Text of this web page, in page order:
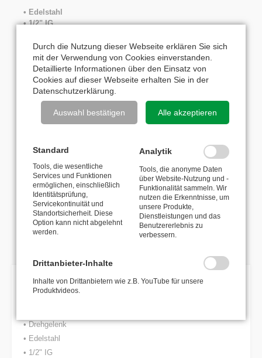
• Edelstahl
• 1/2" IG
170,56 €
inkl. MwSt. zzgl. 14,28€Versand
Versand in 6-14 Tagen
Fragen zum Produkt?
HS-Code: 84799070
Ursprungsland: IT
Zurück zur Übersicht
BESCHREIBUNG
• Drehgelenk
• Edelstahl
• 1/2" IG
Durch die Nutzung dieser Webseite erklären Sie sich
mit der Verwendung von Cookies einverstanden.
Detaillierte Informationen über den Einsatz von
Cookies auf dieser Webseite erhalten Sie in der
Datenschutzerklärung
Auswahl bestätigen Alle akzeptieren
Standard
Tools, die wesentliche
Services und Funktionen
ermöglichen, einschließlich
Identitätsprüfung,
Servicekontinuität und
Standortsicherheit. Diese
Option kann nicht abgelehnt
werden.
Analytik
Tools, die anonyme Daten
über Website-Nutzung und -
Funktionalität sammeln. Wir
nutzen die Erkenntnisse, um
unsere Produkte,
Dienstleistungen und das
Benutzererlebnis zu
verbessern.
Drittanbieter-Inhalte
Inhalte von Drittanbietern wie z.B. YouTube für unsere
Produktvideos.